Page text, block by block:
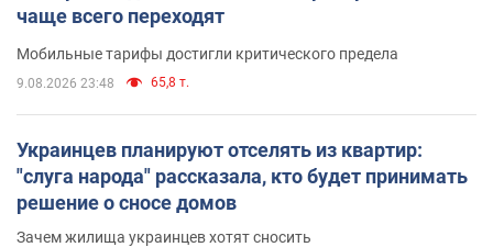
чаще всего переходят
Мобильные тарифы достигли критического предела
9.08.2026 23:48 65,8 т.
Украинцев планируют отселять из квартир:
"слуга народа" рассказала, кто будет принимать
решение о сносе домов
Зачем жилища украинцев хотят сносить